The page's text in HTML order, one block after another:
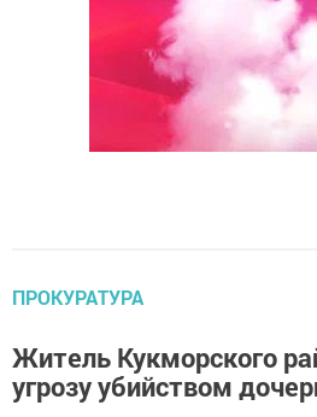
ПРОКУРАТУРА
Житель Кукморского
угрозу убийством